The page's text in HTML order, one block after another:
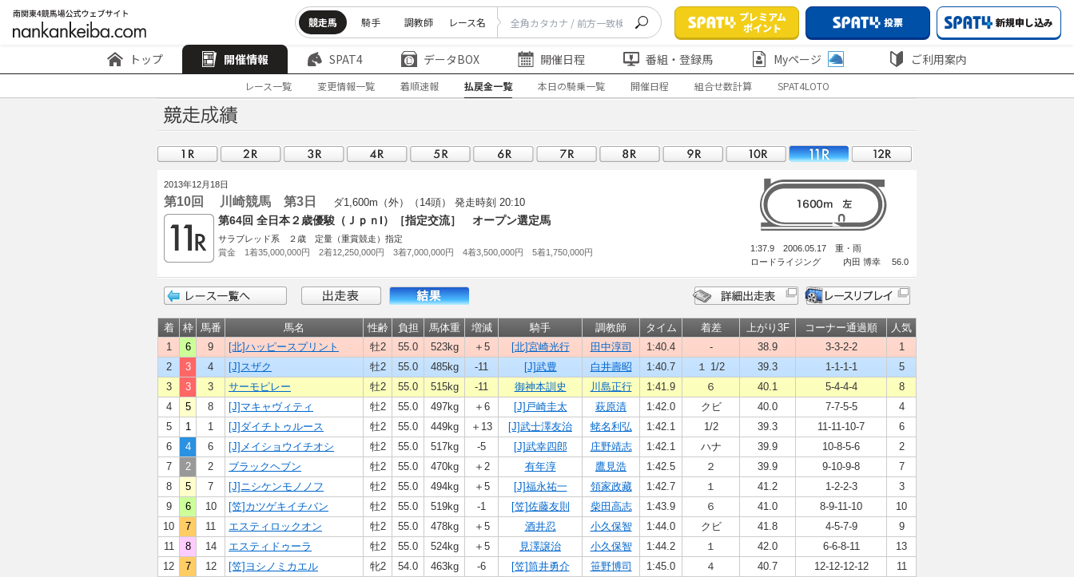
競走馬 騎手 調教師 レース名
プレミアム
ポイント
投票 新規申し込み
トップ 開催情報 SPAT4 データBOX 開催日程 番組・登録馬 Myページ ご利用案内
レース一覧 変更情報一覧 着順速報 払戻金一覧 本日の騎乗一覧 開催日程 組合せ数計算 SPAT4LOTO
2013年12月18日
第10回 川崎競馬 第3日 ダ1,600m（外）（14頭） 発走時刻 20:10
第64回 全日本２歳優駿（ＪｐｎI）［指定交流］ オープン選定馬
サラブレッド系 ２歳 定量（重賞競走）指定
賞金 1着35,000,000円 2着12,250,000円 3着7,000,000円 4着3,500,000円 5着1,750,000円
1:37.9 2006.05.17 重・雨
ロードライジング 内田 博幸 56.0
着 枠 馬番 馬名 性齢 負担 馬体重 増減 騎手 調教師 タイム 着差 上がり3F コーナー通過順
人気
1
6 9 [北]ハッピースプリント 牡2 55.0 523kg ＋5 [北]宮崎光行 田中淳司 1:40.4 - 38.9 3-3-2-2
1
2
3 4 [J]スザク 牡2 55.0 485kg -11 [J]武豊 白井壽昭 1:40.7 １ 1/2 39.3 1-1-1-1
5
3
3 3 サーモピレー 牡2 55.0 515kg -11 御神本訓史 川島正行 1:41.9 ６ 40.1 5-4-4-4
8
4
5 8 [J]マキャヴィティ 牡2 55.0 497kg ＋6 [J]戸崎圭太 萩原清 1:42.0 クビ 40.0 7-7-5-5
4
5
1 1 [J]ダイチトゥルース 牡2 55.0 449kg ＋13 [J]武士澤友治 蛯名利弘 1:42.1 1/2 39.3 11-11-10-7
6
6
4 6 [J]メイショウイチオシ 牡2 55.0 517kg -5 [J]武幸四郎 庄野靖志 1:42.1 ハナ 39.9 10-8-5-6
2
7
2 2 ブラックヘブン 牡2 55.0 470kg ＋2 有年淳 鷹見浩 1:42.5 ２ 39.9 9-10-9-8
7
8
5 7 [J]ニシケンモノノフ 牡2 55.0 494kg ＋5 [J]福永祐一 領家政藏 1:42.7 １ 41.2 1-2-2-3
3
9
6 10 [笠]カツゲキイチバン 牡2 55.0 519kg -1 [笠]佐藤友則 柴田高志 1:43.9 ６ 41.0 8-9-11-10
10
10
7 11 エスティロックオン 牡2 55.0 478kg ＋5 酒井忍 小久保智 1:44.0 クビ 41.8 4-5-7-9
9
11
8 14 エスティドゥーラ 牡2 55.0 524kg ＋5 見澤譲治 小久保智 1:44.2 １ 42.0 6-6-8-11
13
12
7 12 [笠]ヨシノミカエル 牝2 54.0 463kg -6 [笠]筒井勇介 笹野博司 1:45.0 ４ 40.7 12-12-12-12
11